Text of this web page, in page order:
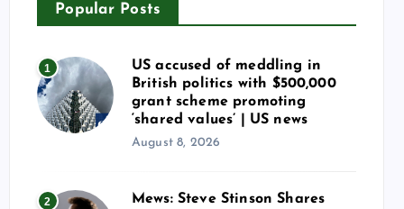
Popular Posts
1
US accused of meddling in
British politics with $500,000
grant scheme promoting
‘shared values’ | US news
August 8, 2026
2
Mews: Steve Stinson Shares